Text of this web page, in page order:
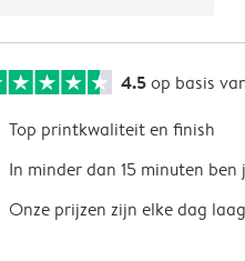
4.5op basis
Top printkwaliteit en finish
In minder dan 15 minuten ben
Onze prijzen zijn elke dag